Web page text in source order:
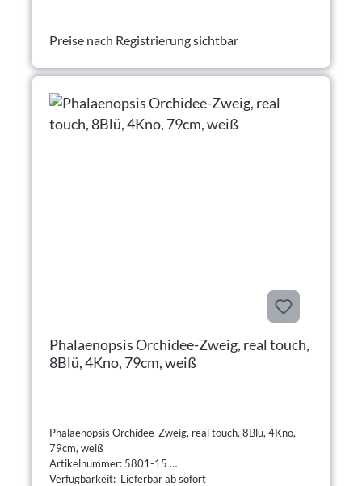
Preise nach Registrierung sichtbar
Phalaenopsis Orchidee-Zweig, real touch,
8Blü, 4Kno, 79cm, weiß
Phalaenopsis Orchidee-Zweig, real touch, 8Blü, 4Kno,
79cm, weiß
Artikelnummer: 5801-15
Verfügbarkeit: Lieferbar ab sofort